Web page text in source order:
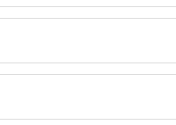
Zimmer oder Apartment
entspricht. Ein Hotel mit
abwechslungsreiches
Attraktionen für Kinder.
Seelscheid sind eine
sowie Personen, die
ihre Mitarbeiter